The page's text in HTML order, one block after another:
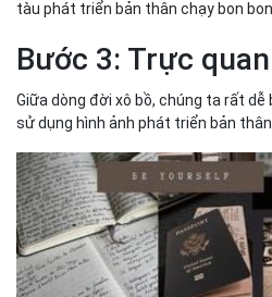
tàu phát triển bản thân chạy bon
Bước 3: Trực
Giữa dòng đời xô bồ, chúng ta rất
sử dụng hình ảnh phát triển bản